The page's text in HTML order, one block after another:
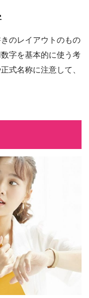
のレイアウトのもの
字を基本的に使う考
式名称に注意して、